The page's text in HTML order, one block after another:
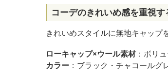
コーデのきれいめ感を重視
きれいめスタイルに無地キャップ
ローキャップ×ウール素材：ボリ
カラー ：ブラック・チャコール